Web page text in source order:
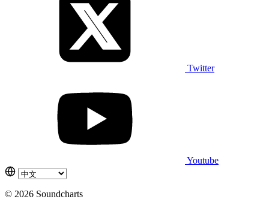
Twitter
Youtube
© 2026 Soundcharts